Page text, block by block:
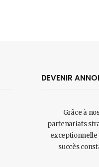
DEVENIR
Grâce à
partenariats
exceptionnelle
succès